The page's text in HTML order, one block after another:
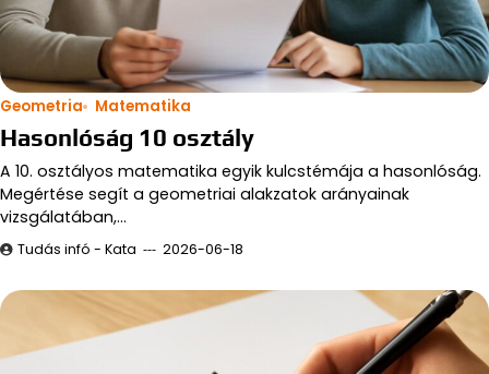
Geometria Matematika
Hasonlóság 10 osztály
A 10. osztályos matematika egyik kulcstémája a hasonlóság.
Megértése segít a geometriai alakzatok arányainak
vizsgálatában,…
Tudás infó - Kata 2026-06-18